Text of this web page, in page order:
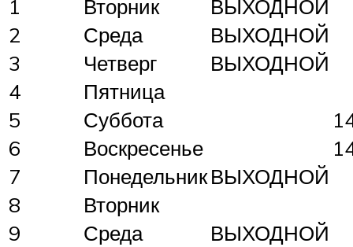
1 Вторник
ВЫХОДНОЙ
2
Среда
ВЫХОДНОЙ
3
Четверг
ВЫХОДНОЙ
4
Пятница
5
Суббота
6
Воскресенье
7
ПонедельникВЫХОДНОЙ
8
Вторник
9
Среда
ВЫХОДНОЙ